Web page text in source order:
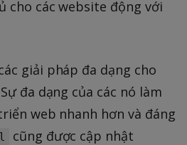
cho các website động với
giải pháp đa dạng cho
đa dạng của các nó làm
web nhanh hơn và đáng
cũng được cập nhật